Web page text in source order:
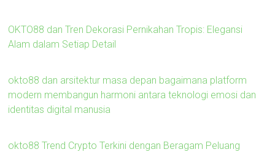
OKTO88 dan Tren Dekorasi Pernikahan Tropis: Elegansi
Alam dalam Setiap Detail
okto88 dan arsitektur masa depan bagaimana platform
modern membangun harmoni antara teknologi emosi dan
identitas digital manusia
okto88 Trend Crypto Terkini dengan Beragam Peluang